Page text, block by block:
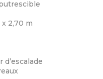
2,70 m
d’escalade